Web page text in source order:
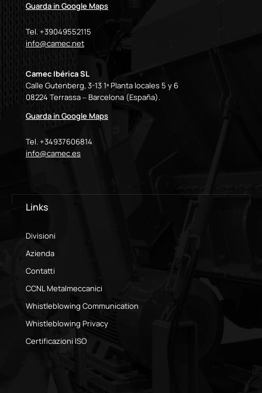
Guarda in Google Maps
Tel. +39049552115
info@camec.net
Camec Ibérica SL
Calle Gutenberg, 3-13 1ª Planta locales 5 y 6
08224 Terrassa – Barcelona (España).
Guarda in Google Maps
Tel. +34937606814
info@camec.es
Links
Divisioni
Azienda
Contatti
CCNL Metalmeccanici
Whistleblowing Communication
Whistleblowing Privacy
Certificazioni ISO